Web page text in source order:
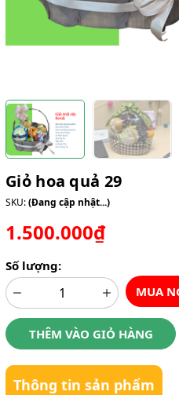
Giỏ hoa quả 29
SKU:(Đang cập nhật...)
1.500.000₫
Số lượng:
MUA
THÊM VÀO GIỎ HÀNG
Thông tin sản phẩm